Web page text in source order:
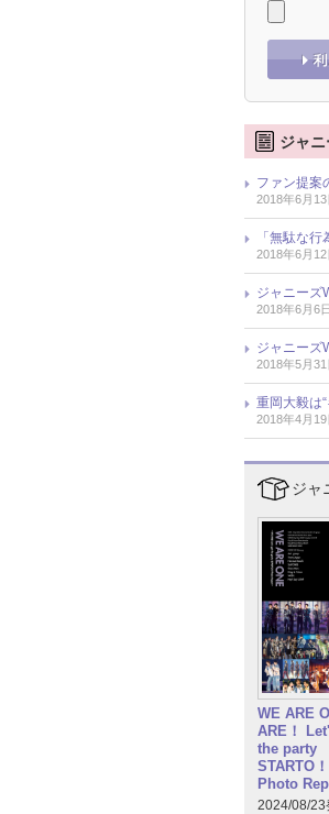
ジャ
ファン提案
2018年6月13
「無駄な
2018年6月12
ジャニーズ
2018年6月6日
ジャニーズ
2018年5月31
重岡大毅は
2018年4月19
ジャ
WE ARE
ARE！
the party
STARTO！
Photo
2024/08/23